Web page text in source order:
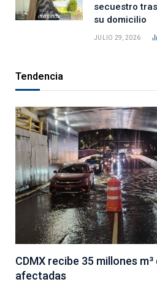
secuestro
su domicilio
JULIO 29, 2026
Tendencia
CDMX recibe 35 millones
afectadas